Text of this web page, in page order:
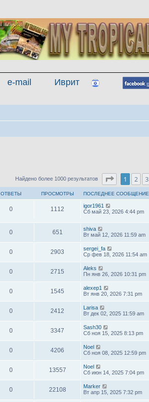
e-mail Иврит
Найдено более 1000 результатов Страница 1
1 2 3
ОТВЕТЫ ПРОСМОТРЫ ПОСЛЕДНЕЕ СООБЩЕНИЕ
0 1112
igor1961
Сб май 23, 2026 4:44 pm
0 651
shiva
Вт май 12, 2026 11:59 am
0 2903
sergei_fa
Ср фев 18, 2026 11:54 am
0 2715
Aleks
Пн янв 26, 2026 10:31 pm
0 1545
alexep1
Вт янв 20, 2026 7:31 pm
0 2412
Larisa
Вт дек 02, 2025 11:59 am
0 3347
Sash30
Сб ноя 15, 2025 8:13 pm
0 4206
Noel
Сб ноя 08, 2025 12:59 pm
0 13557
Noel
Сб июн 14, 2025 7:04 pm
0 22108
Marker
Вт апр 15, 2025 7:32 pm